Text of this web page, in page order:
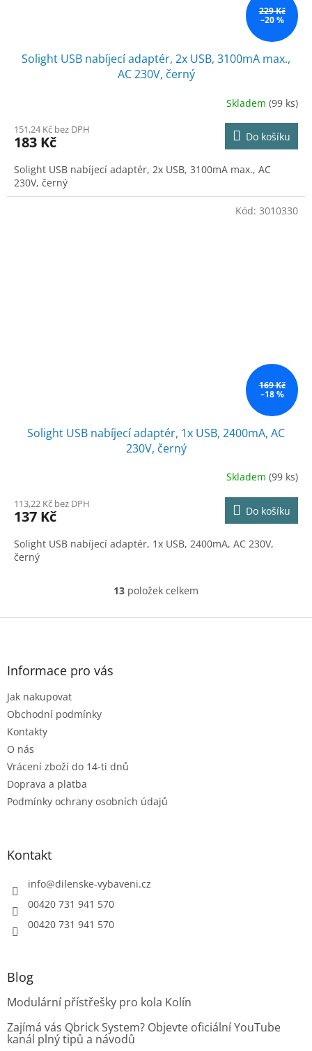
229 Kč
–20 %
Solight USB nabíjecí adaptér, 2x USB, 3100mA max.,
AC 230V, černý
Skladem (99 ks)
151,24 Kč bez DPH
183 Kč Do košíku
Solight USB nabíjecí adaptér, 2x USB, 3100mA max., AC
230V, černý
169 Kč
–18 %
Solight USB nabíjecí adaptér, 1x USB, 2400mA, AC
230V, černý
Skladem (99 ks)
113,22 Kč bez DPH
137 Kč Do košíku
Solight USB nabíjecí adaptér, 1x USB, 2400mA, AC 230V,
černý
Kód: 3010330
O
l
p
i
13 položek celkem
Z
Informace pro vás
Jak nakupovat
Obchodní podmínky
Kontakty
O nás
Vrácení zboží do 14-ti dnů
Doprava a platba
Podmínky ochrany osobních údajů
Kontakt
info@dilenske-vybaveni.cz
00420 731 941 570
00420 731 941 570
Blog
Modulární přístřešky pro kola Kolín
Zajímá vás Qbrick System? Objevte oficiální YouTube
kanál plný tipů a návodů